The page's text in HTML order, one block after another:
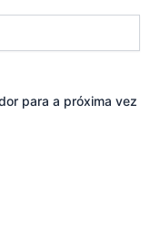
para a próxima vez